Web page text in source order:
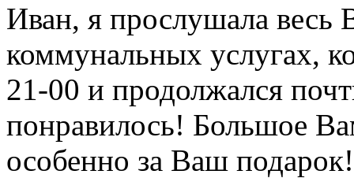
Иван, я прослушала весь
коммунальных услугах,
21-00 и продолжался
понравилось! Большое
особенно за Ваш подарок!